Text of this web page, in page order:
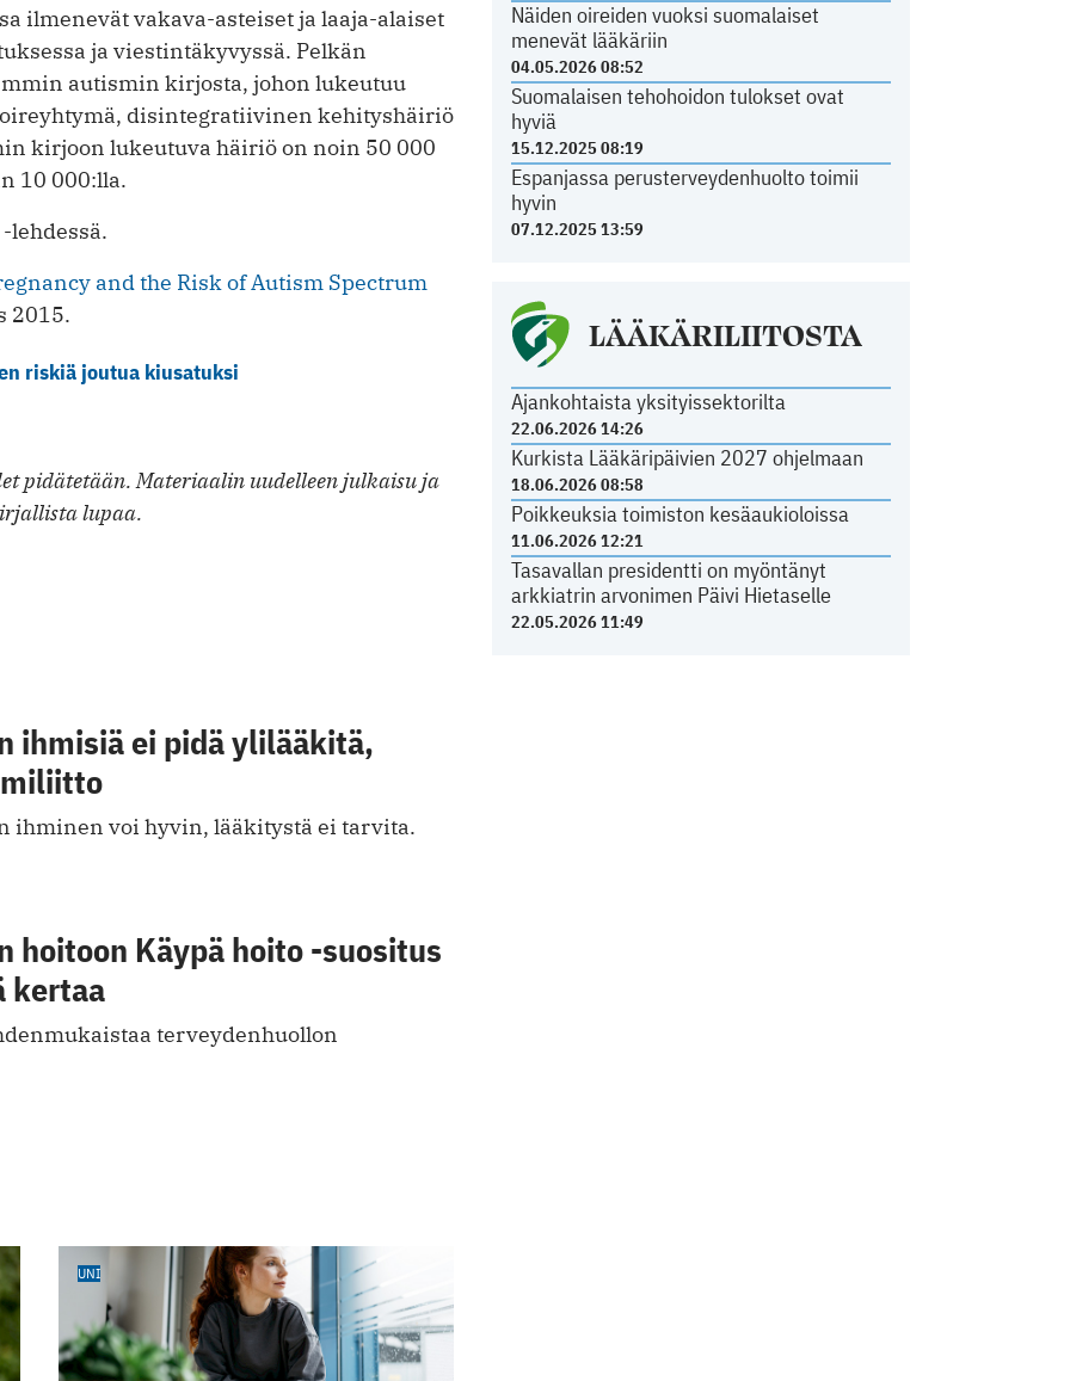
Näiden oireiden vuoksi suomalaiset
menevät lääkäriin
04.05.2026 08:52
Suomalaisen tehohoidon tulokset ovat
hyviä
15.12.2025 08:19
Espanjassa perusterveydenhuolto toimii
hyvin
07.12.2025 13:59
LÄÄKÄRILIITOSTA
Ajankohtaista yksityissektorilta
22.06.2026 14:26
Kurkista Lääkäripäivien 2027 ohjelmaan
18.06.2026 08:58
Poikkeuksia toimiston kesäaukioloissa
11.06.2026 12:21
Tasavallan presidentti on myöntänyt
arkkiatrin arvonimen Päivi Hietaselle
22.05.2026 11:49
ilmenevät vakava-asteiset ja laaja-alaiset
ja viestintäkyvyssä. Pelkän
autismin kirjosta, johon lukeutuu
disintegratiivinen kehityshäiriö
kirjoon lukeutuva häiriö on noin 50 000
10 000:lla.
and the Risk of Autism Spectrum
2015.
riskiä joutua kiusatuksi
pidätetään. Materiaalin uudelleen julkaisu ja
lupaa.
ihmisiä ei pidä ylilääkitä,
ihminen voi hyvin, lääkitystä ei tarvita.
hoitoon Käypä hoito -suositus
kertaa
terveydenhuollon
UNI